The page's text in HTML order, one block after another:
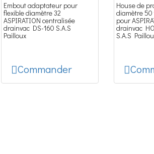
Embout adaptateur pour
flexible diamètre 32
ASPIRATION centralisée
drainvac DS-160 S.A.S
Pailloux
Commander
House de
diamètre 50
pour
drainvac
S.A.S